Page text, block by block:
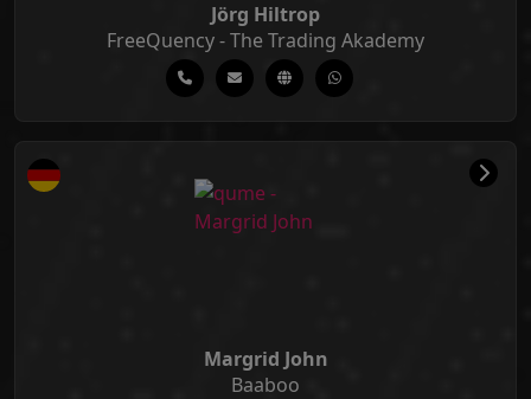
Jörg Hiltrop
FreeQuency - The Trading Akademy
Margrid John
Baaboo